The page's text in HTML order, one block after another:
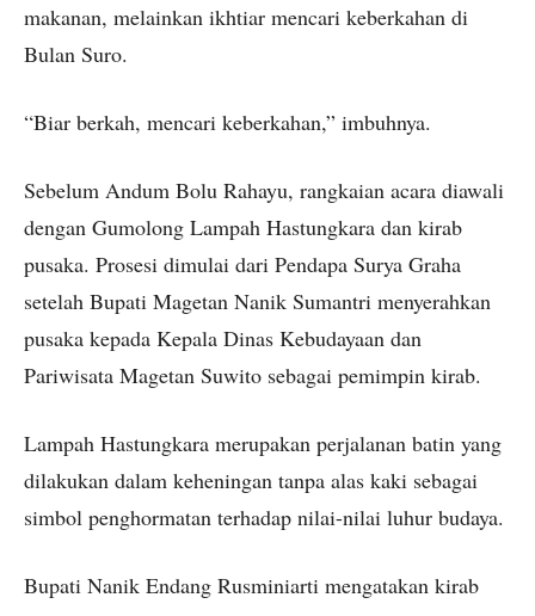
makanan, melainkan ikhtiar mencari keberkahan di
Bulan Suro.
“Biar berkah, mencari keberkahan,” imbuhnya.
Sebelum Andum Bolu Rahayu, rangkaian acara diawali
dengan Gumolong Lampah Hastungkara dan kirab
pusaka. Prosesi dimulai dari Pendapa Surya Graha
setelah Bupati Magetan Nanik Sumantri menyerahkan
pusaka kepada Kepala Dinas Kebudayaan dan
Pariwisata Magetan Suwito sebagai pemimpin kirab.
Lampah Hastungkara merupakan perjalanan batin yang
dilakukan dalam keheningan tanpa alas kaki sebagai
simbol penghormatan terhadap nilai-nilai luhur budaya.
Bupati Nanik Endang Rusminiarti mengatakan kirab